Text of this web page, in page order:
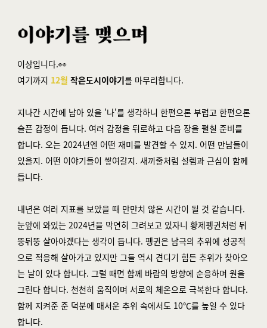
이상입니다.👀
여기까지 12월 작은도시이야기를 마무리합니다.
지나간 시간에 남아 있을 '나'를 생각하니 한편으론 부럽고 한편으론
슬픈 감정이 듭니다. 여러 감정을 뒤로하고 다음 장을 펼칠 준비를
합니다. 오는 2024년엔 어떤 재미를 발견할 수 있지. 어떤 만남들이
있을지. 어떤 이야기들이 쌓여갈지. 새끼줄처럼 설렘과 근심이 함께
듭니다.
내년은 여러 지표를 보았을 때 만만치 않은 시간이 될 것 같습니다.
눈앞에 와있는 2024년을 막연히 그려보고 있자니 황제펭귄처럼 뒤
뚱뒤뚱 살아야겠다는 생각이 듭니다. 펭귄은 남극의 추위에 성공적
으로 적응해 살아가고 있지만 그들 역시 견디기 힘든 추위가 찾아오
는 날이 있다 합니다. 그럴 때면 함께 바람의 방향에 순응하며 원을
그린다 합니다. 천천히 움직이며 서로의 체온으로 극복한다 합니다.
함께 지켜준 준 덕분에 매서운 추위 속에서도 10℃를 높일 수 있다
합니다.